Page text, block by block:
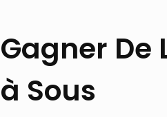
Gagner De
à Sous